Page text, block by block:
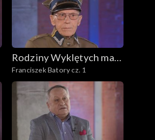
Rodziny Wyklętych mają
głos
Franciszek Batory cz. 1